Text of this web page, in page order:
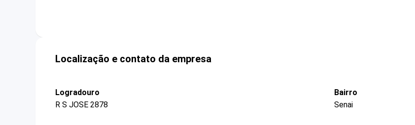
Localização e contato da empresa
Logradouro
R S JOSE 2878
Bairro
Senai